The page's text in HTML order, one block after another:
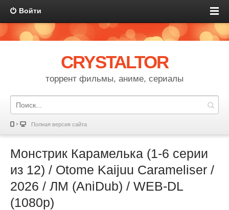
Войти
CRYSTALTOR
торрент фильмы, аниме, сериалы
Полная версия сайта
Монстрик Карамелька (1-6 серии
из 12) / Otome Kaijuu Carameliser /
2026 / ЛМ (AniDub) / WEB-DL
(1080p)